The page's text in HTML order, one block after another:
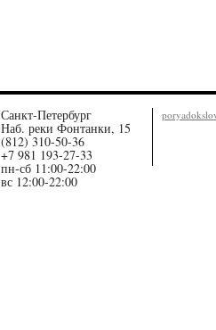
Санкт-Петербург
Наб. реки Фонтанки, 15
(812) 310-50-36
+7 981 193-27-33
пн-сб 11:00-22:00
вс 12:00-22:00